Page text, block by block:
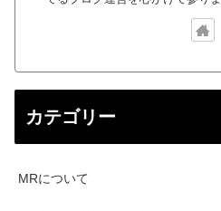
カテゴリー
MRについて